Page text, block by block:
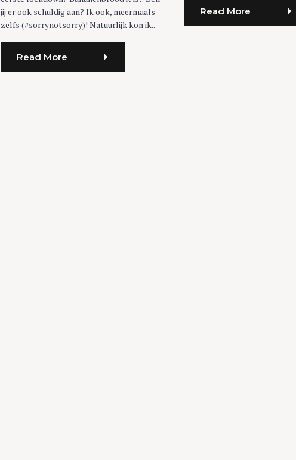
jij er ook schuldig aan? Ik ook, meermaals
zelfs (#sorrynotsorry)! Natuurlijk kon ik..
Read More
Read More